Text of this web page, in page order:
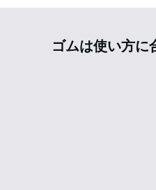
1 2 3
ゴムは使い方に